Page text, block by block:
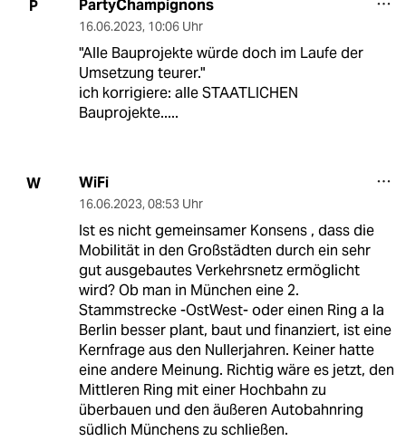
P PartyChampignons
16.06.2023, 10:06 Uhr
"Alle Bauprojekte würde doch im Laufe der
Umsetzung teurer."
ich korrigiere: alle STAATLICHEN
Bauprojekte.....
W WiFi
16.06.2023, 08:53 Uhr
Ist es nicht gemeinsamer Konsens , dass die
Mobilität in den Großstädten durch ein sehr
gut ausgebautes Verkehrsnetz ermöglicht
wird? Ob man in München eine 2.
Stammstrecke -OstWest- oder einen Ring a la
Berlin besser plant, baut und finanziert, ist eine
Kernfrage aus den Nullerjahren. Keiner hatte
eine andere Meinung. Richtig wäre es jetzt, den
Mittleren Ring mit einer Hochbahn zu
überbauen und den äußeren Autobahnring
südlich Münchens zu schließen.